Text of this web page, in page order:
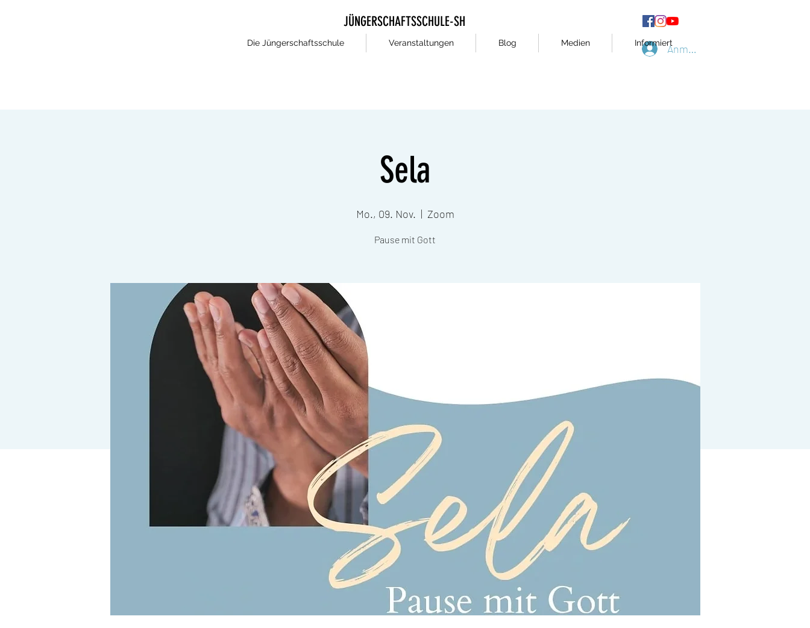
Anmelden
Die Jüngerschaftsschule Veranstaltungen Blog Medien Informiert
JÜNGERSCHAFTSSCHULE-SH
Sela
Mo., 09. Nov.
  |
Zoom
Pause mit Gott